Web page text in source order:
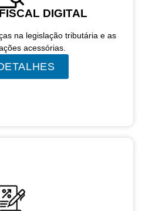
DIGITAL
na legislação tributária e as
acessórias.